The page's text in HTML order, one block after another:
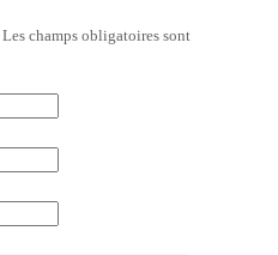
Les champs obligatoires sont